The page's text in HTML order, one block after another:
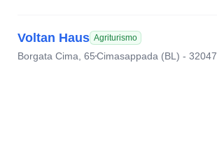
Voltan Haus Agriturismo
Borgata Cima, 65Cimasappada (BL) - 32047